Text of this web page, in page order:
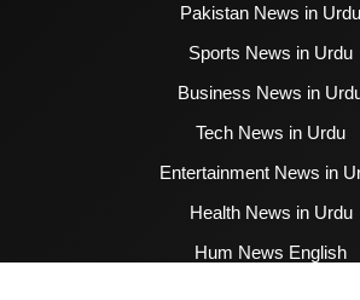
Pakistan News in Urdu
Sports News in Urdu
Business News in
Tech News in Urdu
Entertainment News in
Health News in Urdu
Hum News English